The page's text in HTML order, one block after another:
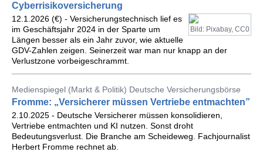
Cyberrisikoversicherung
Bild: Pixabay, CC0
12.1.2026 (€) - Versicherungstechnisch lief es
im Geschäftsjahr 2024 in der Sparte um
Längen besser als ein Jahr zuvor, wie aktuelle
GDV-Zahlen zeigen. Seinerzeit war man nur knapp an der
Verlustzone vorbeigeschrammt.
Medienspiegel (Markt & Politik) Deutsche Versicherungsbörse
Fromme: „Versicherer müssen Vertriebe entmachten”
2.10.2025 - Deutsche Versicherer müssen konsolidieren,
Vertriebe entmachten und KI nutzen. Sonst droht
Bedeutungsverlust. Die Branche am Scheideweg. Fachjournalist
Herbert Fromme rechnet ab.